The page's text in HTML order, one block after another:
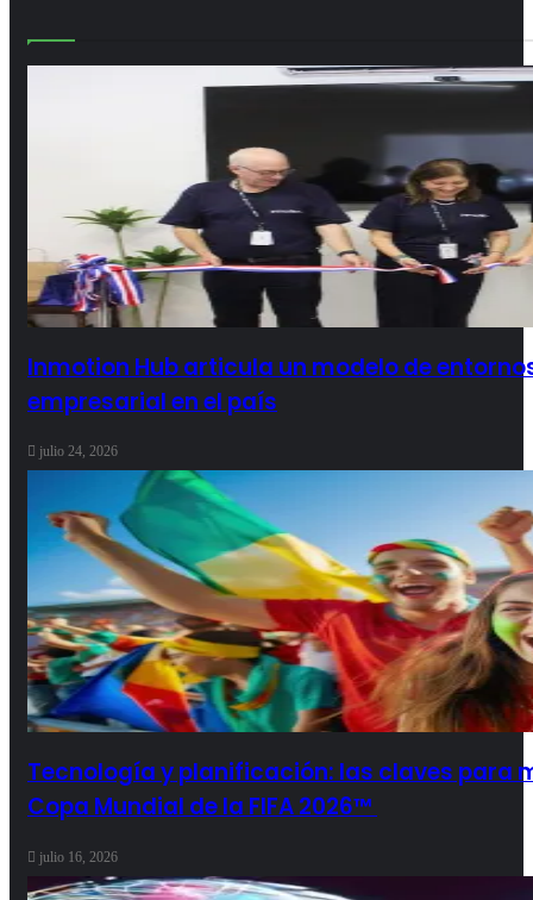
Inmotion Hub articula un modelo de
empresarial en el país
julio 24, 2026
Tecnología y planificación: las claves para
Copa Mundial de la FIFA 2026™
julio 16, 2026